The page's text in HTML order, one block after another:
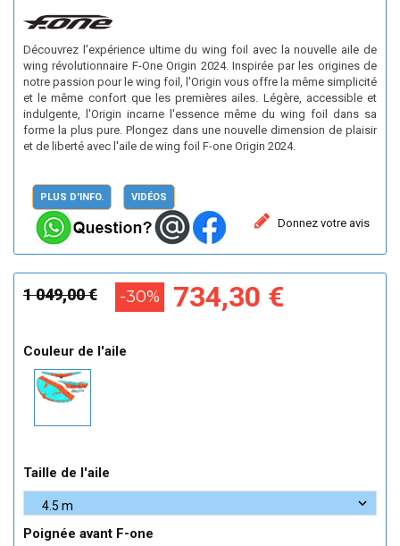
Découvrez l'expérience ultime du wing foil avec la nouvelle aile de
wing révolutionnaire F-One Origin 2024. Inspirée par les origines de
notre passion pour le wing foil, l'Origin vous offre la même simplicité
et le même confort que les premières ailes. Légère, accessible et
indulgente, l'Origin incarne l'essence même du wing foil dans sa
forme la plus pure. Plongez dans une nouvelle dimension de plaisir
et de liberté avec l'aile de wing foil F-one Origin 2024.
PLUS D'INFO. VIDÉOS
Donnez votre avis
1 049,00 € -30% 734,30 €
Couleur de l'aile
Taille de l'aile
Poignée avant F-one